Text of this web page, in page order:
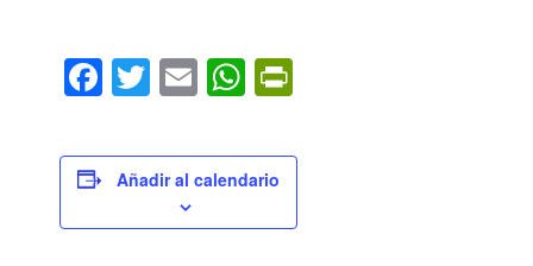
F
a
c
e
b
T
wi
tt
er
E
m
ail
W
h
at
s
A
tF
e
Añadir al calendario